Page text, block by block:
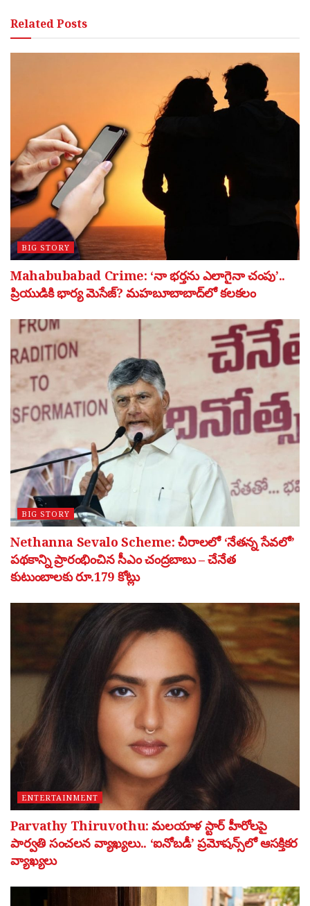
RelatedPosts
BIG STORY
Mahabubabad Crime: ‘నా భర్తను ఎలాగైనా చంపు’..
ప్రియుడికి భార్య మెసేజ్? మహబూబాబాద్‌లో కలకలం
BIG STORY
Nethanna Sevalo Scheme: చీరాలలో ‘నేతన్న సేవలో’
పథకాన్ని ప్రారంభించిన సీఎం చంద్రబాబు – చేనేత
కుటుంబాలకు రూ.179 కోట్లు
ENTERTAINMENT
Parvathy Thiruvothu: మలయాళ స్టార్ హీరోలపై
పార్వతి సంచలన వ్యాఖ్యలు.. ‘ఐనోబడీ’ ప్రమోషన్స్‌లో ఆసక్తికర
వ్యాఖ్యలు